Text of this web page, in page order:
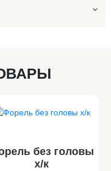
без головы
х/к